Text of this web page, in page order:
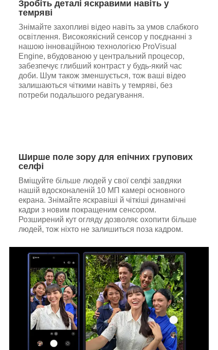
Зробіть деталі яскравими навіть у
темряві
Знімайте захопливі відео навіть за умов слабкого
освітлення. Високоякісний сенсор у поєднанні з
нашою інноваційною технологією ProVisual
Engine, вбудованою у центральний процесор,
забезпечує глибший контраст у будь-який час
доби. Шум також зменшується, тож ваші відео
залишаються чіткими навіть у темряві, без
потреби подальшого редагування.
Ширше поле зору для епічних групових
селфі
Вміщуйте більше людей у свої селфі завдяки
нашій вдосконаленій 10 МП камері основного
екрана. Знімайте яскравіші й чіткіші динамічні
кадри з новим покращеним сенсором.
Розширений кут огляду дозволяє охопити більше
людей, тож ніхто не залишиться поза кадром.